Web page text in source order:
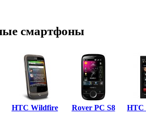
смартфоны
HTC Wildfire Rover PC S8 HTC